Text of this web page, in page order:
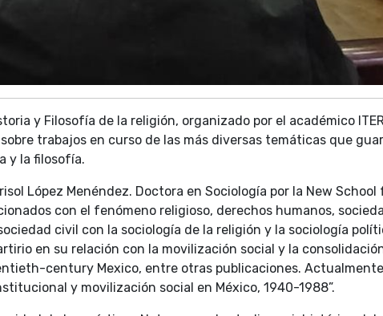
y Filosofía de la religión, organizado por el académico
trabajos en curso de las más diversas temáticas que
y la filosofía.
López Menéndez. Doctora en Sociología por la New School
con el fenómeno religioso, derechos humanos,
civil con la sociología de la religión y la sociología
en su relación con la movilización social y la
century Mexico, entre otras publicaciones.
y movilización social en México, 1940-1988”.